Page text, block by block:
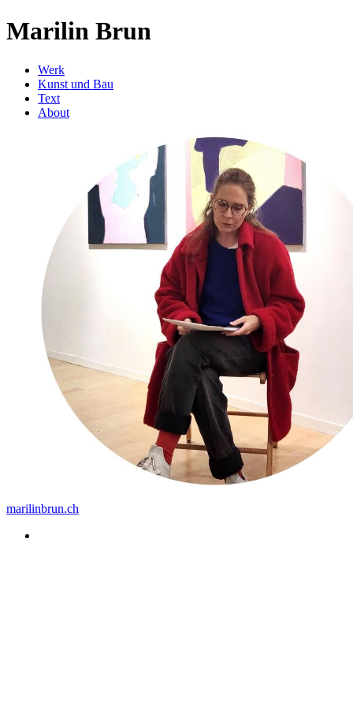
Marilin Brun
Werk
Kunst und Bau
Text
About
marilinbrun.ch